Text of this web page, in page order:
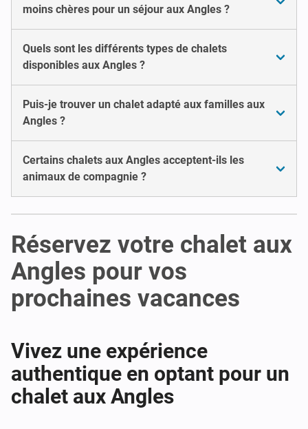
moins chères pour un séjour aux Angles ?
Quels sont les différents types de chalets
disponibles aux Angles ?
Puis-je trouver un chalet adapté aux familles aux
Angles ?
Certains chalets aux Angles acceptent-ils les
animaux de compagnie ?
Réservez votre chalet aux
Angles pour vos
prochaines vacances
Vivez une expérience
authentique en optant pour un
chalet aux Angles